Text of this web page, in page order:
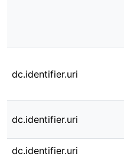
dc.identifier.uri
dc.identifier.uri
dc.identifier.uri